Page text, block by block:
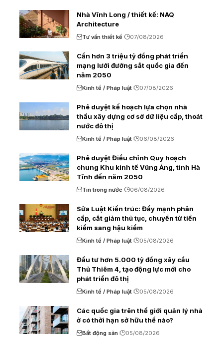
Nhà Vĩnh Long / thiết kế: NAQ
Architecture
Tư vấn thiết kế 07/08/2026
Cần hơn 3 triệu tỷ đồng phát triển
mạng lưới đường sắt quốc gia đến
năm 2050
Kinh tế / Pháp luật 07/08/2026
Phê duyệt kế hoạch lựa chọn nhà
thầu xây dựng cơ sở dữ liệu cấp, thoát
nước đô thị
Kinh tế / Pháp luật 06/08/2026
Phê duyệt Điều chỉnh Quy hoạch
chung Khu kinh tế Vũng Áng, tỉnh Hà
Tĩnh đến năm 2050
Tin trong nước 06/08/2026
Sửa Luật Kiến trúc: Đẩy mạnh phân
cấp, cắt giảm thủ tục, chuyển từ tiền
kiểm sang hậu kiểm
Kinh tế / Pháp luật 05/08/2026
Đầu tư hơn 5.000 tỷ đồng xây cầu
Thủ Thiêm 4, tạo động lực mới cho
phát triển đô thị
Kinh tế / Pháp luật 05/08/2026
Các quốc gia trên thế giới quản lý nhà
ở có thời hạn sở hữu thế nào?
Bất động sản 05/08/2026